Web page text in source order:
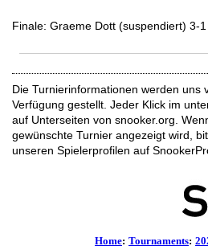
Finale: Graeme Dott (suspendiert) 3-
Die Turnierinformationen werden uns
Verfügung gestellt. Jeder Klick im
auf Unterseiten von snooker.org.
gewünschte Turnier angezeigt wird,
unseren Spielerprofilen auf